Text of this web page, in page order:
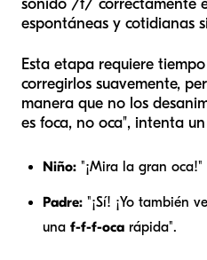
sonido /f/ correctamente
espontáneas y cotidianas
Esta etapa requiere
corregirlos suavemente,
manera que no los
es foca, no oca", intenta
Niño: "¡Mira la gran oca!"
Padre: "¡Sí! ¡Yo también
una f-f-f-oca rápida".